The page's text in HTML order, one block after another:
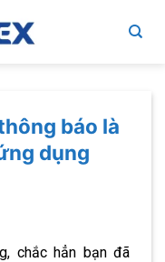
báo là
dụng
chắc hẳn bạn đã